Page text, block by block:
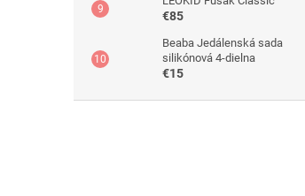
€85
Beaba Jedálenská sada
silikónová 4-dielna
€15